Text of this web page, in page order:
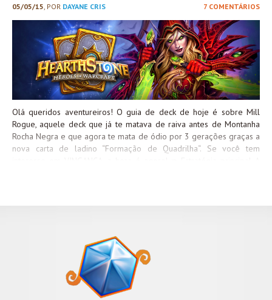
05/05/15 , POR DAYANE CRIS 7 COMENTÁRIOS
Olá queridos aventureiros! O guia de deck de hoje é sobre Mill
Rogue, aquele deck que já te matava de raiva antes de Montanha
Rocha Negra e que agora te mata de ódio por 3 gerações graças a
nova carta de ladino “Formação de Quadrilha“. Se você tem
bem assim. Mill Rogue é um deck que todo mundo já sabe o que o
constitui e se você der as caras da sua pretensão nos 3 primeiros
turnos muito provavelmente seu oponente saberá como...